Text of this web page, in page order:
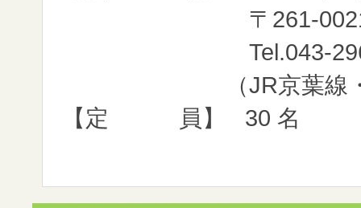
〒261-0021 千葉
Tel.043-296-
（JR京葉線・海浜
【定 員】 30 名